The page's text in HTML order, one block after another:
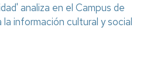
analiza en el Campus de
la información cultural y social